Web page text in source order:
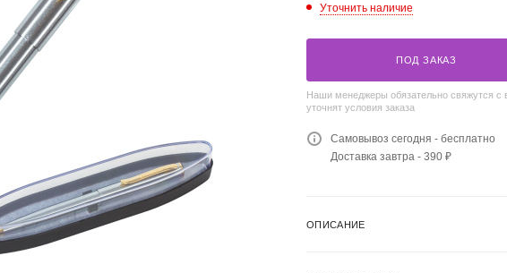
Уточнить наличие
ПОД ЗАКАЗ
Наши менеджеры обязательно свяжутся с
уточнят условия заказа
Самовывоз сегодня - бесплатно
Доставка завтра - 390 ₽
ОПИСАНИЕ